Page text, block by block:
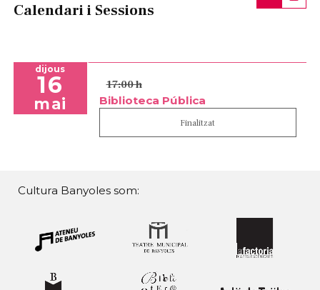
Calendari i Sessions
dijous
16
mai
17:00 h
Biblioteca Pública
Finalitzat
Cultura Banyoles som: